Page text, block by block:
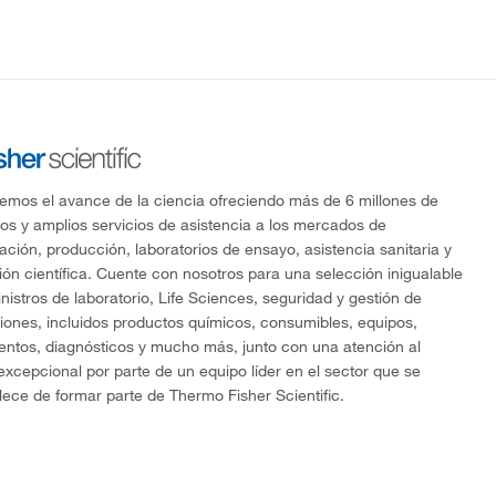
el avance de la ciencia ofreciendo más de 6 millones de
y amplios servicios de asistencia a los mercados de
producción, laboratorios de ensayo, asistencia sanitaria y
científica. Cuente con nosotros para una selección inigualable
de laboratorio, Life Sciences, seguridad y gestión de
incluidos productos químicos, consumibles, equipos,
diagnósticos y mucho más, junto con una atención al
por parte de un equipo líder en el sector que se
de formar parte de Thermo Fisher Scientific.